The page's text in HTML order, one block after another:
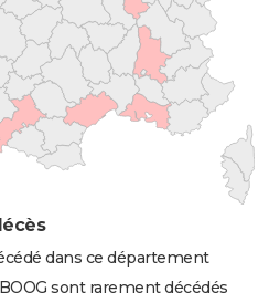
dans ce département
sont rarement décédés